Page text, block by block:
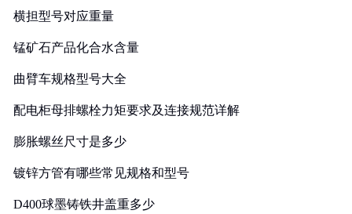
横担型号对应重量
锰矿石产品化合水含量
曲臂车规格型号大全
配电柜母排螺栓力矩要求及连接规范详解
膨胀螺丝尺寸是多少
镀锌方管有哪些常见规格和型号
D400球墨铸铁井盖重多少